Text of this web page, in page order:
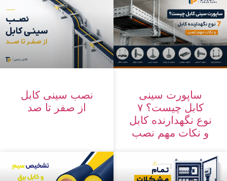
ساپورت سینی
کابل چیست؟ ۷
نوع نگهدارنده کابل
و نکات مهم نصب
نصب سینی کابل
از صفر تا صد